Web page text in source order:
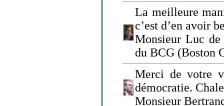
La meilleure
c’est d’en avoir
Monsieur Luc de
du BCG (Boston
Merci de votre
démocratie.
Monsieur